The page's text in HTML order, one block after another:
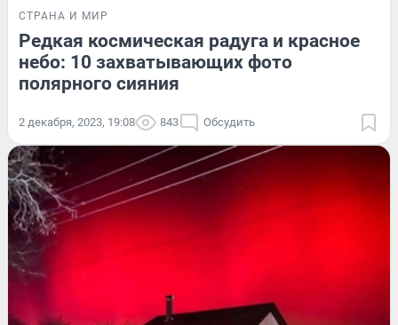
СТРАНА И МИР
Редкая космическая радуга и красное
небо: 10 захватывающих фото
полярного сияния
2 декабря, 2023, 19:08 843 Обсудить